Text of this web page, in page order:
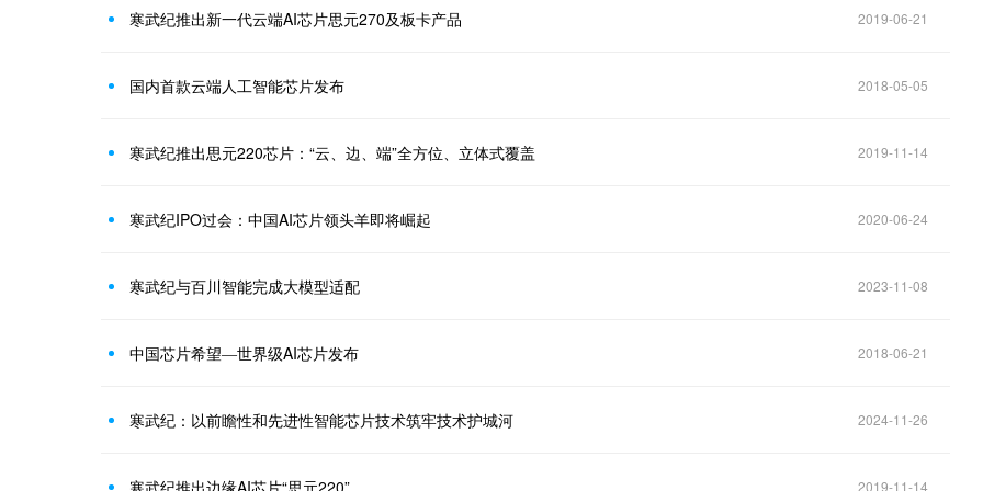
寒武纪推出新一代云端AI芯片思元270及板卡产品 2019-06-21
国内首款云端人工智能芯片发布 2018-05-05
寒武纪推出思元220芯片：“云、边、端”全方位、立体式覆盖 2019-11-14
寒武纪IPO过会：中国AI芯片领头羊即将崛起 2020-06-24
寒武纪与百川智能完成大模型适配 2023-11-08
中国芯片希望―世界级AI芯片发布 2018-06-21
寒武纪：以前瞻性和先进性智能芯片技术筑牢技术护城河 2024-11-26
2019-11-14